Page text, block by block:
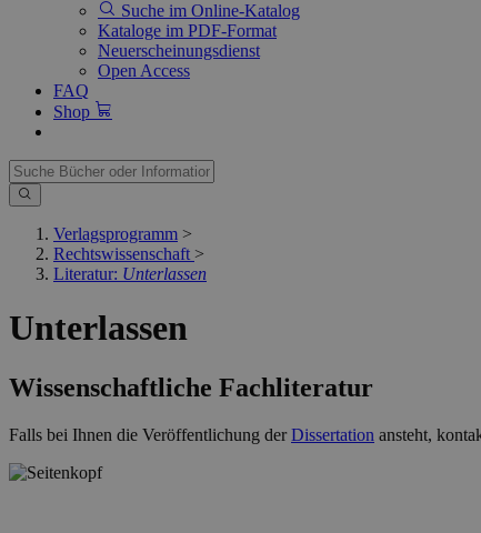
Suche im Online-Katalog
Kataloge im PDF-Format
Neuerscheinungsdienst
Open Access
FAQ
Shop
Verlagsprogramm >
Rechtswissenschaft >
Literatur: Unterlassen
Unterlassen
Wissenschaftliche Fachliteratur
Falls bei Ihnen die Veröffentlichung derDissertation ansteht,